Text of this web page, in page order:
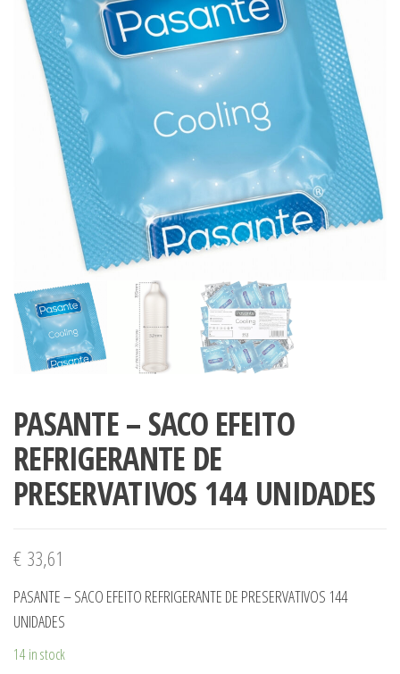
PASANTE – SACO EFEITO
REFRIGERANTE DE
PRESERVATIVOS 144 UNIDADES
€ 33,61
PASANTE – SACO EFEITO REFRIGERANTE DE PRESERVATIVOS 144
UNIDADES
14 in stock